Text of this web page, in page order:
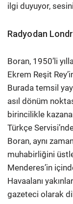
ilgi duyuyor,
Radyodan
Boran, 1950’li
Ekrem Reşit
Burada temsil
asıl dönüm
birincilikle
Türkçe
Boran, aynı
muhabirliğini
Menderes’in
Havaalanı
gazeteci olarak